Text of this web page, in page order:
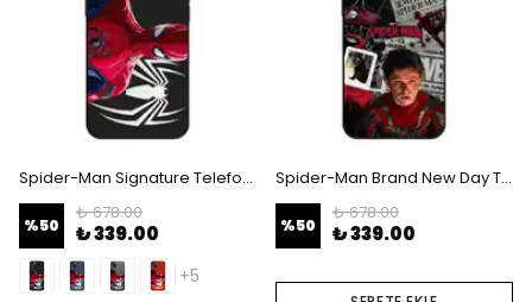
Spider-Man Signature Telefon Kılıfı
%50
₺ 678.00
₺ 339.00
+5
Spider-Man Brand New Day Telefon Kılıfı
%50
₺ 678.00
₺ 339.00